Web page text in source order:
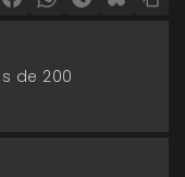
de 200